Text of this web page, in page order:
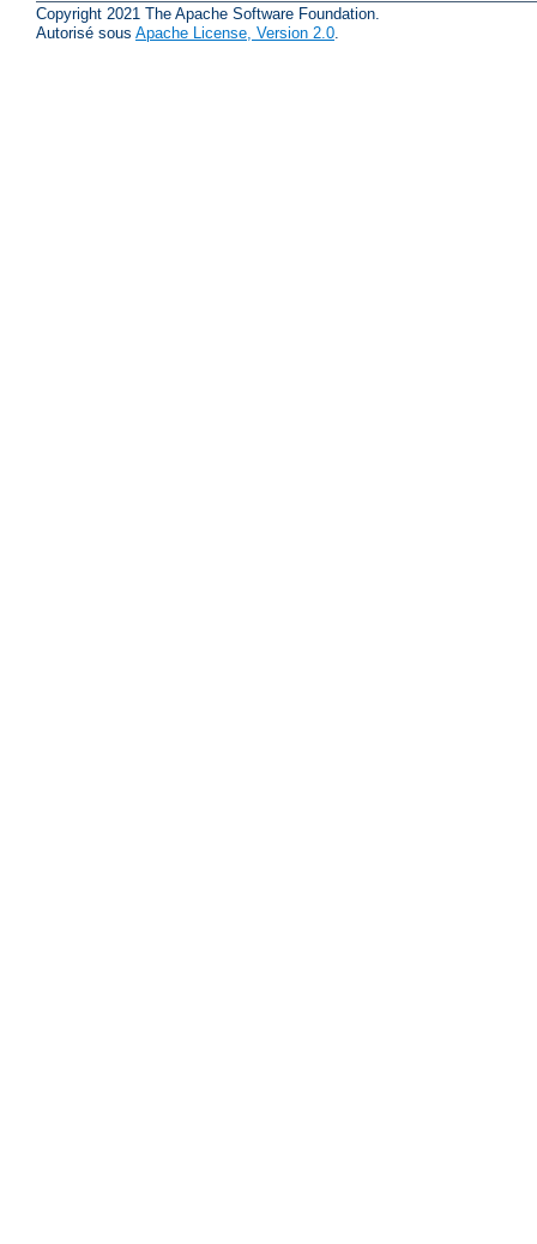
Copyright 2021 The Apache Software Foundation.
Autorisé sous Apache License, Version 2.0.